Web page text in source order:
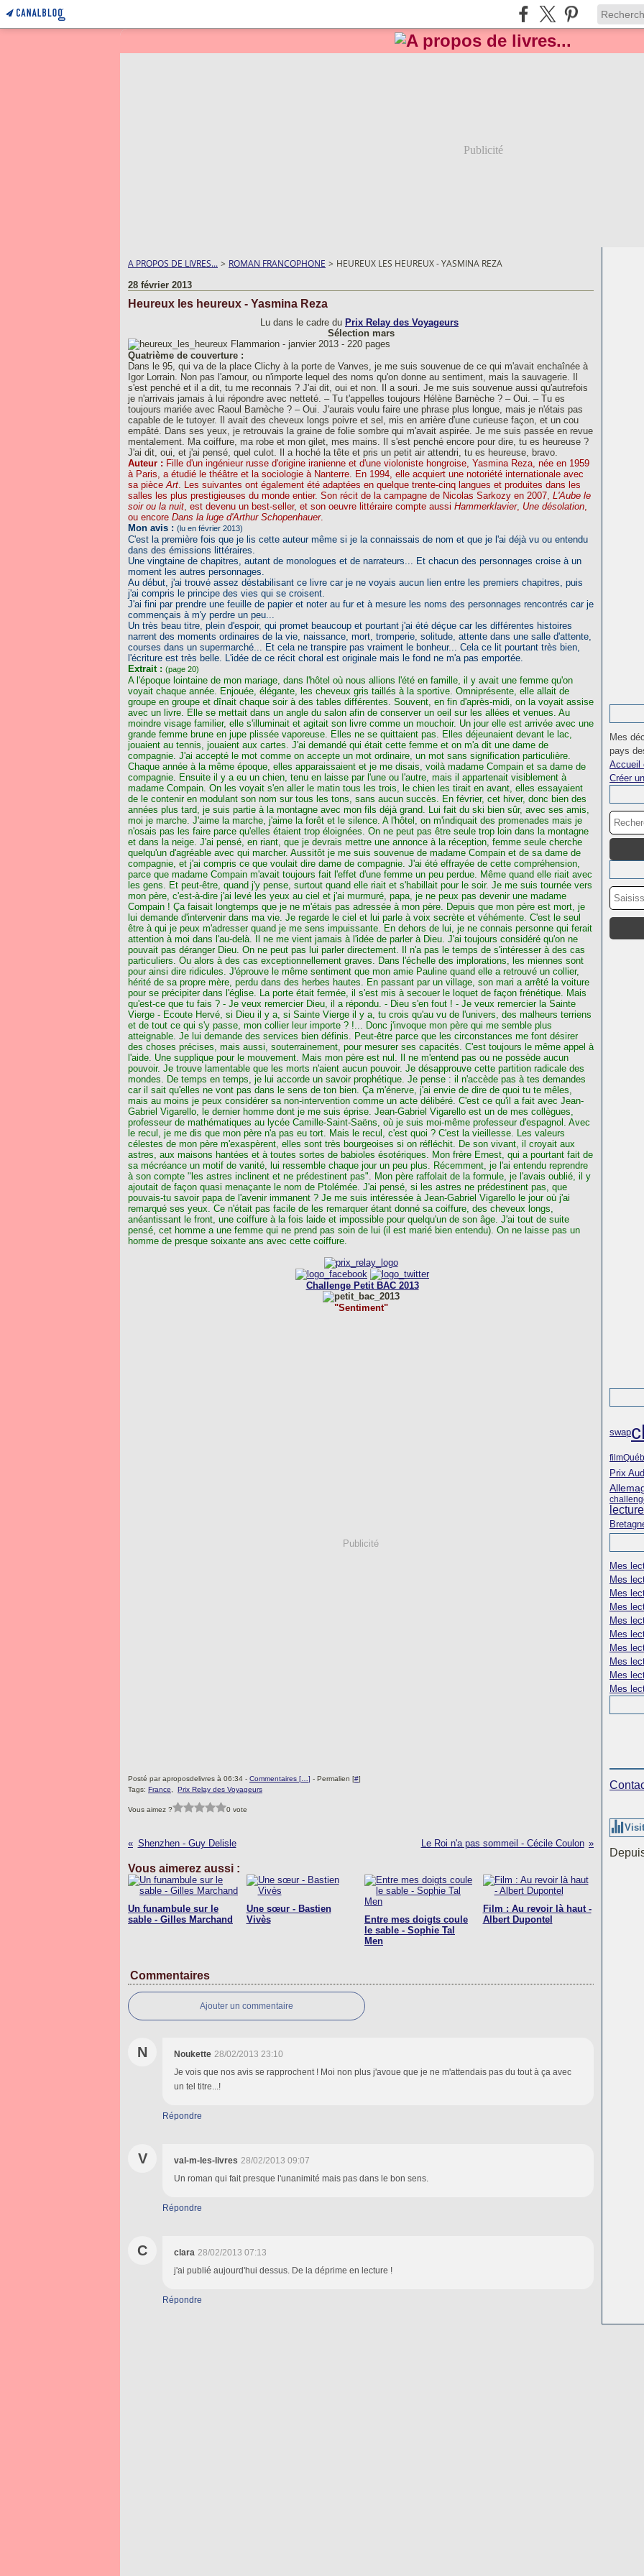
Publicité
A PROPOS DE LIVRES... > ROMAN FRANCOPHONE > HEUREUX LES HEUREUX - YASMINA REZA
28 février 2013
Heureux les heureux - Yasmina Reza
Lu dans le cadre du Prix Relay des Voyageurs
Sélection mars
Flammarion - janvier 2013 - 220 pages
Quatrième de couverture :
Dans le 95, qui va de la place Clichy à la porte de Vanves, je me suis souvenue de ce qui m'avait enchaînée à
Igor Lorrain. Non pas l'amour, ou n'importe lequel des noms qu'on donne au sentiment, mais la sauvagerie. Il
s'est penché et il a dit, tu me reconnais ? J'ai dit, oui et non. Il a souri. Je me suis souvenue aussi qu'autrefois
je n'arrivais jamais à lui répondre avec netteté. – Tu t'appelles toujours Hélène Barnèche ? – Oui. – Tu es
toujours mariée avec Raoul Barnèche ? – Oui. J'aurais voulu faire une phrase plus longue, mais je n'étais pas
capable de le tutoyer. Il avait des cheveux longs poivre et sel, mis en arrière d'une curieuse façon, et un cou
empâté. Dans ses yeux, je retrouvais la graine de folie sombre qui m'avait aspirée. Je me suis passée en revue
mentalement. Ma coiffure, ma robe et mon gilet, mes mains. Il s'est penché encore pour dire, tu es heureuse ?
J'ai dit, oui, et j'ai pensé, quel culot. Il a hoché la tête et pris un petit air attendri, tu es heureuse, bravo.
Auteur : Fille d'un ingénieur russe d'origine iranienne et d'une violoniste hongroise, Yasmina Reza, née en 1959
à Paris, a étudié le théâtre et la sociologie à Nanterre. En 1994, elle acquiert une notoriété internationale avec
sa pièceArt. Les suivantes ont également été adaptées en quelque trente-cinq langues et produites dans les
salles les plus prestigieuses du monde entier. Son récit de la campagne de Nicolas Sarkozy en 2007, L'Aube le
soir ou la nuit, est devenu un best-seller, et son oeuvre littéraire compte aussi Hammerklavier, Une désolation,
ou encore Dans la luge d'Arthur Schopenhauer.
Mon avis : (lu en février 2013)
C'est la première fois que je lis cette auteur même si je la connaissais de nom et que je l'ai déjà vu ou entendu
dans des émissions littéraires.
Une vingtaine de chapitres, autant de monologues et de narrateurs... Et chacun des personnages croise à un
moment les autres personnages.
Au début, j'ai trouvé assez déstabilisant ce livre car je ne voyais aucun lien entre les premiers chapitres, puis
j'ai compris le principe des vies qui se croisent.
J'ai fini par prendre une feuille de papier et noter au fur et à mesure les noms des personnages rencontrés car je
commençais à m'y perdre un peu...
Un très beau titre, plein d'espoir, qui promet beaucoup et pourtant j'ai été déçue car les différentes histoires
narrent des moments ordinaires de la vie, naissance, mort, tromperie, solitude, attente dans une salle d'attente,
courses dans un supermarché... Et cela ne transpire pas vraiment le bonheur... Cela ce lit pourtant très bien,
l'écriture est très belle. L'idée de ce récit choral est originale mais le fond ne m'a pas emportée.
Extrait : (page 20)
A l'époque lointaine de mon mariage, dans l'hôtel où nous allions l'été en famille, il y avait une femme qu'on
voyait chaque année. Enjouée, élégante, les cheveux gris taillés à la sportive. Omniprésente, elle allait de
groupe en groupe et dînait chaque soir à des tables différentes. Souvent, en fin d'après-midi, on la voyait assise
avec un livre. Elle se mettait dans un angle du salon afin de conserver un oeil sur les allées et venues. Au
moindre visage familier, elle s'illuminait et agitait son livre comme un mouchoir. Un jour elle est arrivée avec une
grande femme brune en jupe plissée vaporeuse. Elles ne se quittaient pas. Elles déjeunaient devant le lac,
jouaient au tennis, jouaient aux cartes. J'ai demandé qui était cette femme et on m'a dit une dame de
compagnie. J'ai accepté le mot comme on accepte un mot ordinaire, un mot sans signification particulière.
Chaque année à la même époque, elles apparaissaient et je me disais, voilà madame Compain et sa dame de
compagnie. Ensuite il y a eu un chien, tenu en laisse par l'une ou l'autre, mais il appartenait visiblement à
madame Compain. On les voyait s'en aller le matin tous les trois, le chien les tirait en avant, elles essayaient
de le contenir en modulant son nom sur tous les tons, sans aucun succès. En février, cet hiver, donc bien des
années plus tard, je suis partie à la montagne avec mon fils déjà grand. Lui fait du ski bien sûr, avec ses amis,
moi je marche. J'aime la marche, j'aime la forêt et le silence. A l'hôtel, on m'indiquait des promenades mais je
n'osais pas les faire parce qu'elles étaient trop éloignées. On ne peut pas être seule trop loin dans la montagne
et dans la neige. J'ai pensé, en riant, que je devrais mettre une annonce à la réception, femme seule cherche
quelqu'un d'agréable avec qui marcher. Aussitôt je me suis souvenue de madame Compain et de sa dame de
compagnie, et j'ai compris ce que voulait dire dame de compagnie. J'ai été effrayée de cette compréhension,
parce que madame Compain m'avait toujours fait l'effet d'une femme un peu perdue. Même quand elle riait avec
les gens. Et peut-être, quand j'y pense, surtout quand elle riait et s'habillait pour le soir. Je me suis tournée vers
mon père, c'est-à-dire j'ai levé les yeux au ciel et j'ai murmuré, papa, je ne peux pas devenir une madame
Compain ! Ça faisait longtemps que je ne m'étais pas adressée à mon père. Depuis que mon père est mort, je
lui demande d'intervenir dans ma vie. Je regarde le ciel et lui parle à voix secrète et véhémente. C'est le seul
être à qui je peux m'adresser quand je me sens impuissante. En dehors de lui, je ne connais personne qui ferait
attention à moi dans l'au-delà. Il ne me vient jamais à l'idée de parler à Dieu. J'ai toujours considéré qu'on ne
pouvait pas déranger Dieu. On ne peut pas lui parler directement. Il n'a pas le temps de s'intéresser à des cas
particuliers. Ou alors à des cas exceptionnellement graves. Dans l'échelle des implorations, les miennes sont
pour ainsi dire ridicules. J'éprouve le même sentiment que mon amie Pauline quand elle a retrouvé un collier,
hérité de sa propre mère, perdu dans des herbes hautes. En passant par un village, son mari a arrêté la voiture
pour se précipiter dans l'église. La porte était fermée, il s'est mis à secouer le loquet de façon frénétique. Mais
qu'est-ce que tu fais ? - Je veux remercier Dieu, il a répondu. - Dieu s'en fout ! - Je veux remercier la Sainte
Vierge - Ecoute Hervé, si Dieu il y a, si Sainte Vierge il y a, tu crois qu'au vu de l'univers, des malheurs terriens
et de tout ce qui s'y passe, mon collier leur importe ? !... Donc j'invoque mon père qui me semble plus
atteignable. Je lui demande des services bien définis. Peut-être parce que les circonstances me font désirer
des choses précises, mais aussi, souterrainement, pour mesurer ses capacités. C'est toujours le même appel à
l'aide. Une supplique pour le mouvement. Mais mon père est nul. Il ne m'entend pas ou ne possède aucun
pouvoir. Je trouve lamentable que les morts n'aient aucun pouvoir. Je désapprouve cette partition radicale des
mondes. De temps en temps, je lui accorde un savoir prophétique. Je pense : il n'accède pas à tes demandes
car il sait qu'elles ne vont pas dans le sens de ton bien. Ça m'énerve, j'ai envie de dire de quoi tu te mêles,
mais au moins je peux considérer sa non-intervention comme un acte délibéré. C'est ce qu'il a fait avec Jean-
Gabriel Vigarello, le dernier homme dont je me suis éprise. Jean-Gabriel Vigarello est un de mes collègues,
professeur de mathématiques au lycée Camille-Saint-Saëns, où je suis moi-même professeur d'espagnol. Avec
le recul, je me dis que mon père n'a pas eu tort. Mais le recul, c'est quoi ? C'est la vieillesse. Les valeurs
célestes de mon père m'exaspèrent, elles sont très bourgeoises si on réfléchit. De son vivant, il croyait aux
astres, aux maisons hantées et à toutes sortes de babioles ésotériques. Mon frère Ernest, qui a pourtant fait de
sa mécréance un motif de vanité, lui ressemble chaque jour un peu plus. Récemment, je l'ai entendu reprendre
à son compte "les astres inclinent et ne prédestinent pas". Mon père raffolait de la formule, je l'avais oublié, il y
ajoutait de façon quasi menaçante le nom de Ptolémée. J'ai pensé, si les astres ne prédestinent pas, que
pouvais-tu savoir papa de l'avenir immanent ? Je me suis intéressée à Jean-Gabriel Vigarello le jour où j'ai
remarqué ses yeux. Ce n'était pas facile de les remarquer étant donné sa coiffure, des cheveux longs,
anéantissant le front, une coiffure à la fois laide et impossible pour quelqu'un de son âge. J'ai tout de suite
pensé, cet homme a une femme qui ne prend pas soin de lui (il est marié bien entendu). On ne laisse pas un
homme de presque soixante ans avec cette coiffure.
Challenge Petit BAC 2013
"Sentiment"
Publicité
Posté par aproposdelivres à 06:34 - Commentaires [ ] - Permalien [#]
Tags: France Prix Relay des Voyageurs
Vous aimez ? 0 vote
Shenzhen - Guy Delisle Le Roi n'a pas sommeil - Cécile Coulon
Vous aimerez aussi :
Un funambule sur le
sable - Gilles Marchand
Une sœur - Bastien
Vivès
Entre mes doigts coule
le sable - Sophie Tal
Men
Film : Au revoir là haut -
Albert Dupontel
Commentaires
Ajouter un commentaire
N Noukette 28/02/2013 23:10
Je vois que nos avis se rapprochent ! Moi non plus j'avoue que je ne m'attendais pas du tout à ça avec
un tel titre...!
Répondre
V val-m-les-livres 28/02/2013 09:07
Un roman qui fait presque l'unanimité mais pas dans le bon sens.
Répondre
C clara 28/02/2013 07:13
j'ai publié aujourd'hui dessus. De la déprime en lecture !
Répondre
Mes
pays
Accueil
Créer
swap
film
Prix
Mes
Mes
Mes
Mes
Mes
Mes
Mes
Mes
Mes
Mes